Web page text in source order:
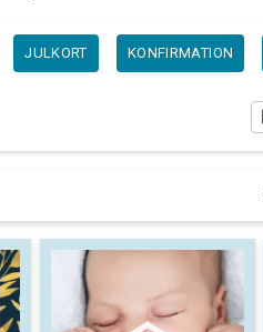
JULKORT KONFIRMATION